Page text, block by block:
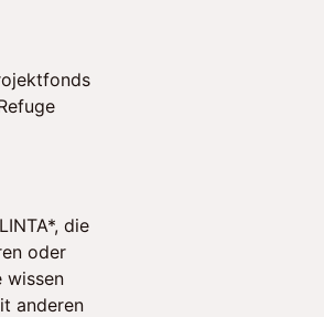
die
oder
wissen
anderen